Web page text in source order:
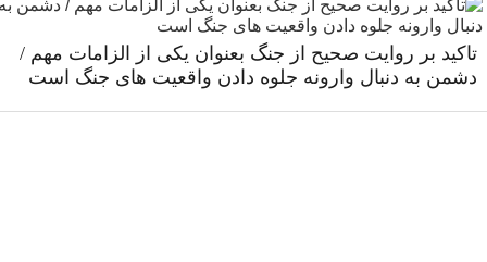
تاکید بر روایت صحیح از جنگ بعنوان یکی از الزامات مهم /
دشمن به دنبال وارونه جلوه دادن واقعیت های جنگ است